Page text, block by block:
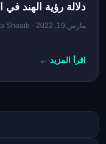
دلالة رؤية الهند في
مارس 19, 2022 · Dina Shoaib
اقرأ المزيد ←
تعدد
صفحات